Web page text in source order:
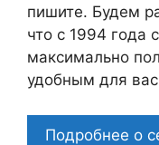
пишите. Будем
что c 1994 года
максимально
удобным для
Подробнее о